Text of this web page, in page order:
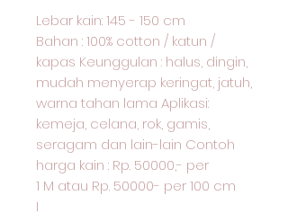
Lebar kain: 145 - 150 cm
Bahan : 100% cotton / katun /
kapas Keunggulan : halus, dingin,
mudah menyerap keringat, jatuh,
warna tahan lama Aplikasi:
kemeja, celana, rok, gamis,
seragam dan lain-lain Contoh
harga kain : Rp. 50000,- per
1 M atau Rp. 50000- per 100 cm
I